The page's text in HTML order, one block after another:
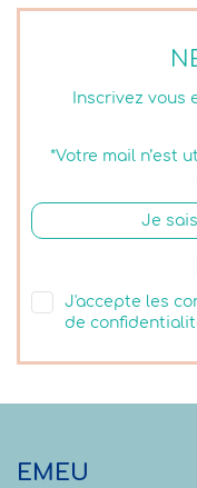
Inscrivez vous
*Votre mail n’est
J'accepte les
de
EMEU